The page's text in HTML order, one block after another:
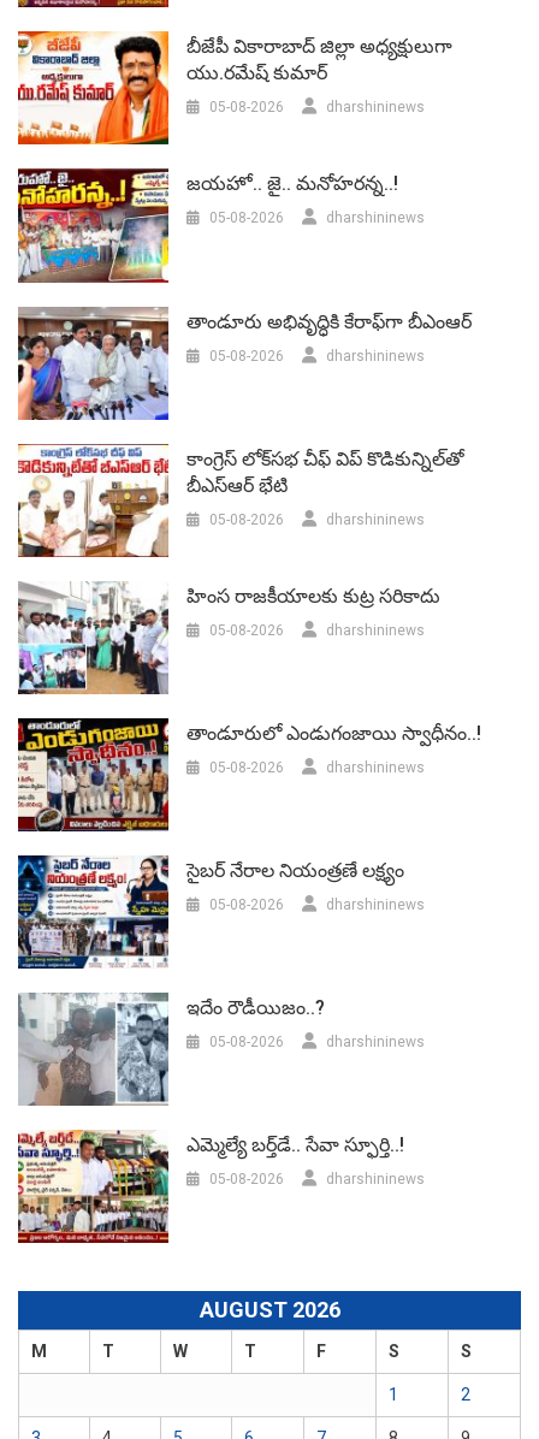
బీజేపీ వికారాబాద్‌ జిల్లా అధ్యక్షులుగా
యు.రమేష్‌ కుమార్
05-08-2026 dharshininews
జయహో.. జై.. మనోహరన్న..!
05-08-2026 dharshininews
తాండూరు అభివృద్ధికి కేరాఫ్‌గా బీఎంఆర్‌
05-08-2026 dharshininews
కాంగ్రెస్ లోక్‌సభ చీఫ్ విప్ కొడికున్నిల్‌తో
బీఎస్‌ఆర్‌ భేటి
05-08-2026 dharshininews
హింస రాజకీయాలకు కుట్ర సరికాదు
05-08-2026 dharshininews
తాండూరులో ఎండుగంజాయి స్వాధీనం..!
05-08-2026 dharshininews
సైబర్ నేరాల నియంత్రణే లక్ష్యం
05-08-2026 dharshininews
ఇదేం రౌడీయిజం..?
05-08-2026 dharshininews
ఎమ్మెల్యే బర్త్‌డే.. సేవా స్ఫూర్తి..!
05-08-2026 dharshininews
AUGUST 2026
M T W T F S S
1 2